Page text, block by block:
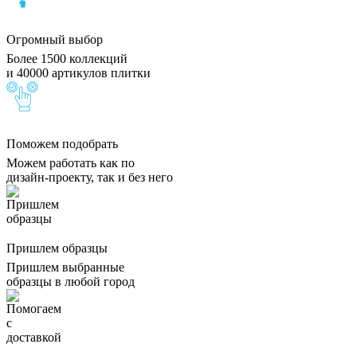
Огромный выбор
Более 1500 коллекций
и 40000 артикулов плитки
Поможем подобрать
Можем работать как по
дизайн-проекту, так и без него
Пришлем образцы
Пришлем выбранные
образцы в любой город